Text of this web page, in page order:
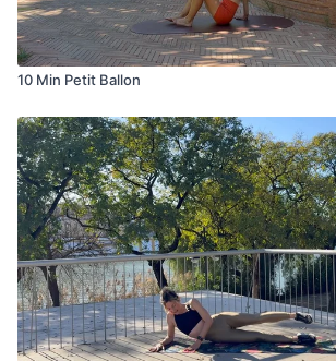
10 Min Petit Ballon